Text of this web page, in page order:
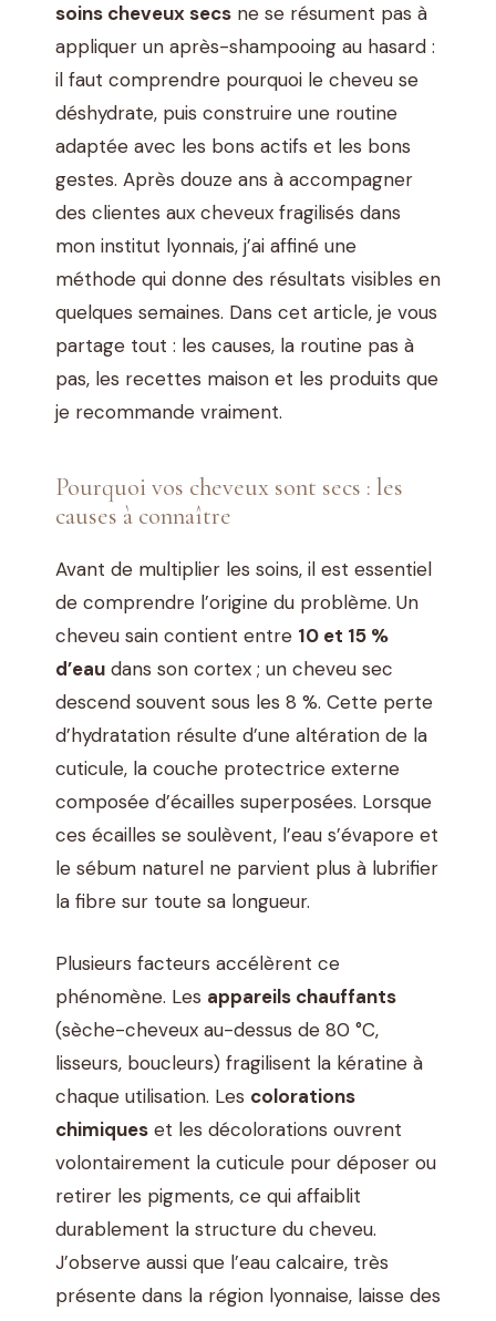
soins cheveux secs ne se résument pas à
appliquer un après-shampooing au hasard :
il faut comprendre pourquoi le cheveu se
déshydrate, puis construire une routine
adaptée avec les bons actifs et les bons
gestes. Après douze ans à accompagner
des clientes aux cheveux fragilisés dans
mon institut lyonnais, j’ai affiné une
méthode qui donne des résultats visibles en
quelques semaines. Dans cet article, je vous
partage tout : les causes, la routine pas à
pas, les recettes maison et les produits que
je recommande vraiment.
Pourquoi vos cheveux sont secs : les
causes à connaître
Avant de multiplier les soins, il est essentiel
de comprendre l’origine du problème. Un
cheveu sain contient entre 10 et 15 %
d’eau dans son cortex ; un cheveu sec
descend souvent sous les 8 %. Cette perte
d’hydratation résulte d’une altération de la
cuticule, la couche protectrice externe
composée d’écailles superposées. Lorsque
ces écailles se soulèvent, l’eau s’évapore et
le sébum naturel ne parvient plus à lubrifier
la fibre sur toute sa longueur.
Plusieurs facteurs accélèrent ce
phénomène. Les appareils chauffants
(sèche-cheveux au-dessus de 80 °C,
lisseurs, boucleurs) fragilisent la kératine à
chaque utilisation. Les colorations
chimiques et les décolorations ouvrent
volontairement la cuticule pour déposer ou
retirer les pigments, ce qui affaiblit
durablement la structure du cheveu.
J’observe aussi que l’eau calcaire, très
présente dans la région lyonnaise, laisse des